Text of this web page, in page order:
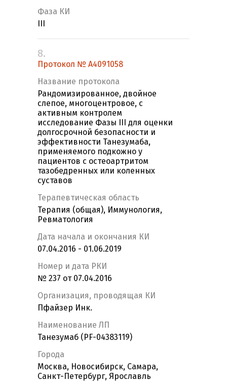
Фаза КИ
8.
Протокол № А4091058
Название протокола
Рандомизированное, двойное
слепое, многоцентровое, с
активным контролем
исследование Фазы III для оценки
долгосрочной безопасности и
эффективности Танезумаба,
применяемого подкожно у
пациентов с остеоартритом
тазобедренных или коленных
суставов
Терапевтическая область
Терапия (общая), Иммунология,
Ревматология
Дата начала и окончания КИ
07.04.2016 - 01.06.2019
Номер и дата РКИ
№ 237 от 07.04.2016
Организация, проводящая КИ
Пфайзер Инк.
Наименование ЛП
Танезумаб (PF-04383119)
Города
Москва, Новосибирск, Самара,
Санкт-Петербург, Ярославль